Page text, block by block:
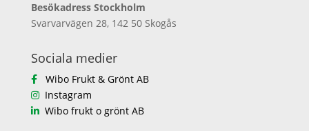
Besökadress Stockholm
Svarvarvägen 28, 142 50 Skogås
Sociala medier
Wibo Frukt & Grönt AB
Instagram
Wibo frukt o grönt AB